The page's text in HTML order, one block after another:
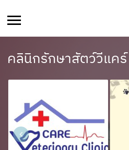
คลินิกรักษาสัตว์วีแคร์